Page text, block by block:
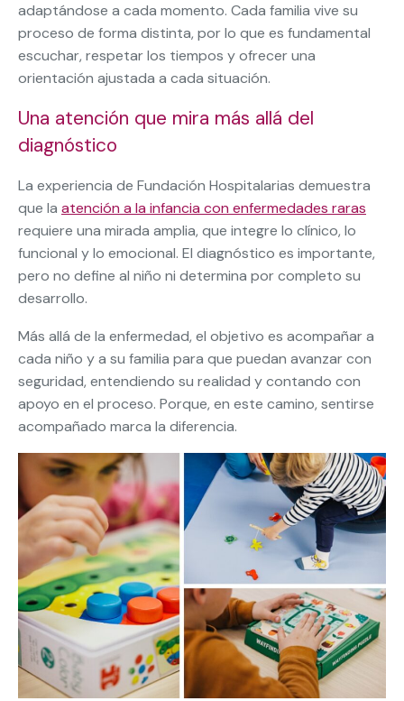
adaptándose a cada momento. Cada familia vive su
proceso de forma distinta, por lo que es fundamental
escuchar, respetar los tiempos y ofrecer una
orientación ajustada a cada situación.
Una atención que mira más allá del
diagnóstico
La experiencia de Fundación Hospitalarias demuestra
que la atención a la infancia con enfermedades raras
requiere una mirada amplia, que integre lo clínico, lo
funcional y lo emocional. El diagnóstico es importante,
pero no define al niño ni determina por completo su
desarrollo.
Más allá de la enfermedad, el objetivo es acompañar a
cada niño y a su familia para que puedan avanzar con
seguridad, entendiendo su realidad y contando con
apoyo en el proceso. Porque, en este camino, sentirse
acompañado marca la diferencia.